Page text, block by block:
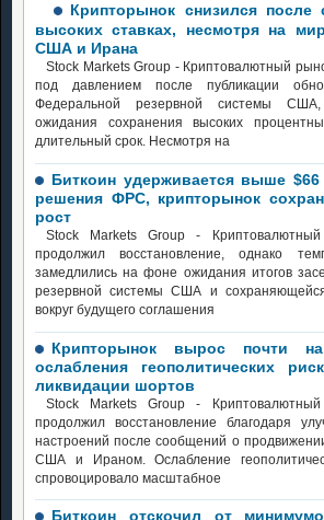
Крипторынок снизился
высоких ставках, несмотря на
США и Ирана
Stock Markets Group - Криптовалютный
под давлением после публикации
Федеральной резервной системы
ожидания сохранения высоких
длительный срок. Несмотря на
Биткоин удерживается выше
решения ФРС, крипторынок
рост
Stock Markets Group -
продолжил восстановление, однако
замедлились на фоне ожидания итогов
резервной системы США и
вокруг будущего соглашения
Крипторынок вырос почти
ослабления геополитических
ликвидации шортов
Stock Markets Group -
продолжил восстановление благодаря
настроений после сообщений о
США и Ираном. Ослабление
спровоцировало масштабное
Биткоин отскочил от